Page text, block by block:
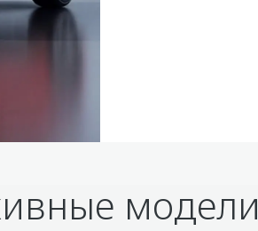
модели